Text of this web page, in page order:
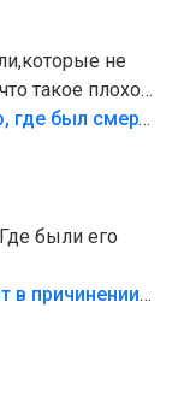
не
такое плохо!
же
«Попал на пику»: СК показал место, где был смертельно травмирован ребенок в Тольятти
были его
В Тольятти охранника подозревают в причинении смерти ребенку